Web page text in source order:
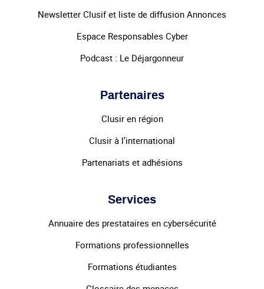
Newsletter Clusif et liste de diffusion Annonces
Espace Responsables Cyber
Podcast : Le Déjargonneur
Partenaires
Clusir en région
Clusir à l’international
Partenariats et adhésions
Services
Annuaire des prestataires en cybersécurité
Formations professionnelles
Formations étudiantes